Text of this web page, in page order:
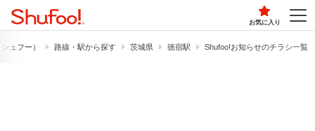
お気に入り
ュフー） 路線・駅から探す 茨城県 徳宿駅 Shufoo!お知らせのチラシ一覧